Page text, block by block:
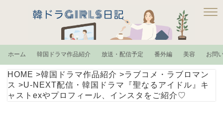
ホーム 韓国ドラマ作品紹介 放送・配信予定 番外編 美容 お問
HOME >韓国ドラマ作品紹介 >ラブコメ・ラブロマン
ス >U-NEXT配信・韓国ドラマ『聖なるアイドル』キ
ャストexやプロフィール、インスタをご紹介♡